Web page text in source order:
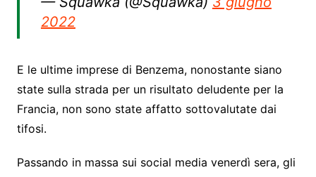
2022
E le ultime imprese di Benzema, nonostante siano
state sulla strada per un risultato deludente per la
Francia, non sono state affatto sottovalutate dai
tifosi.
Passando in massa sui social media venerdì sera, gli